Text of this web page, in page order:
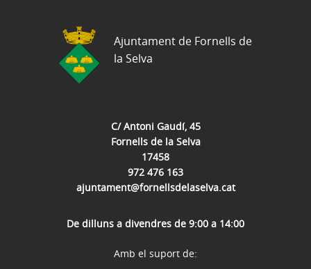
C/ Antoni Gaudí, 45
Fornells de la Selva
17458
972 476 163
ajuntament@fornellsdelaselva.cat
De dilluns a divendres de 9:00 a 14:00
Ajuntament de Fornells de
la Selva
Amb el suport de: